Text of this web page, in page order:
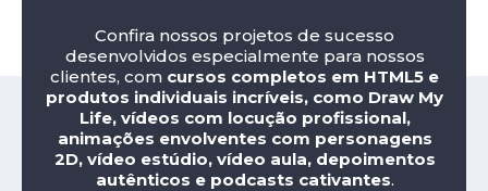
Confira nossos projetos de sucesso
desenvolvidos especialmente para nossos
clientes, com cursos completos em HTML5 e
produtos individuais incríveis, como Draw My
Life, vídeos com locução profissional,
animações envolventes com personagens
2D, vídeo estúdio, vídeo aula, depoimentos
autênticos e podcasts cativantes.